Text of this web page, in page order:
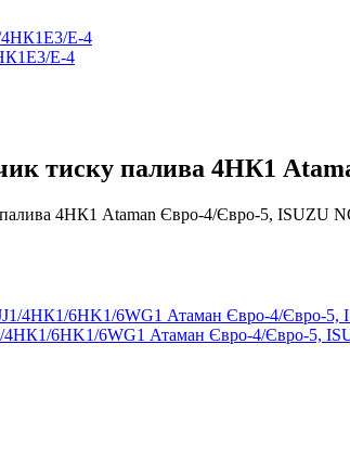
Е-4
тиску палива 4НК1
палива 4НК1 Ataman Євро-4/Євро-5, ISUZU
4НК1/6HK1/6WG1 Атаман Євро-4/Євро-5,